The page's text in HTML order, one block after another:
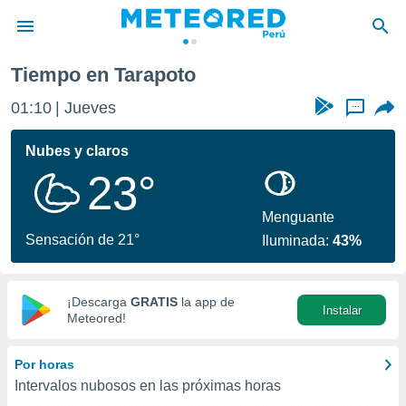
de
ha sido
calidad.
a este
las
y
digital
basada
Tiempo en Tarapoto
01:10 Jueves ...
Nubes y claros
23°
Sensación de 21°
Menguante
Iluminada:43%
¡Descarga GRATIS la app de
Meteored!
Instalar
Por horas
Intervalos nubosos en las próximas horas